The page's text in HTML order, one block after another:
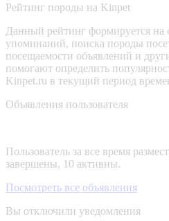
Рейтинг породы на Kinpet
Данный рейтинг формируется на
упоминаний, поиска породы
посещаемости объявлений и
помогают определить
Kinpet.ru в текущий период
Объявления пользователя
Пользователь за все время
завершены, 10 активны.
Посмотреть все объявления
Вы отключили уведомления